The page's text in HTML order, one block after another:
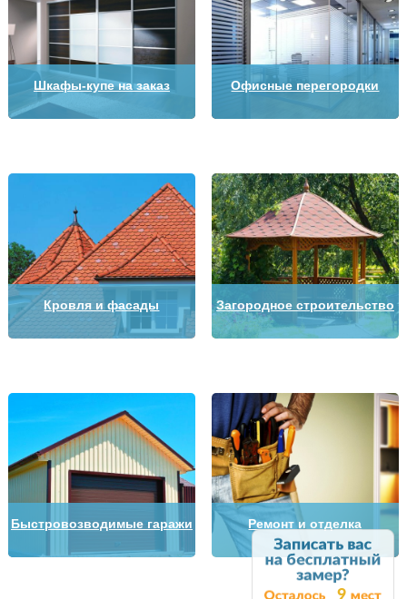
9
Шкафы-купе на заказ Офисные перегородки
Кровля и фасады Загородное строительство
Быстровозводимые гаражи Ремонт и отделка